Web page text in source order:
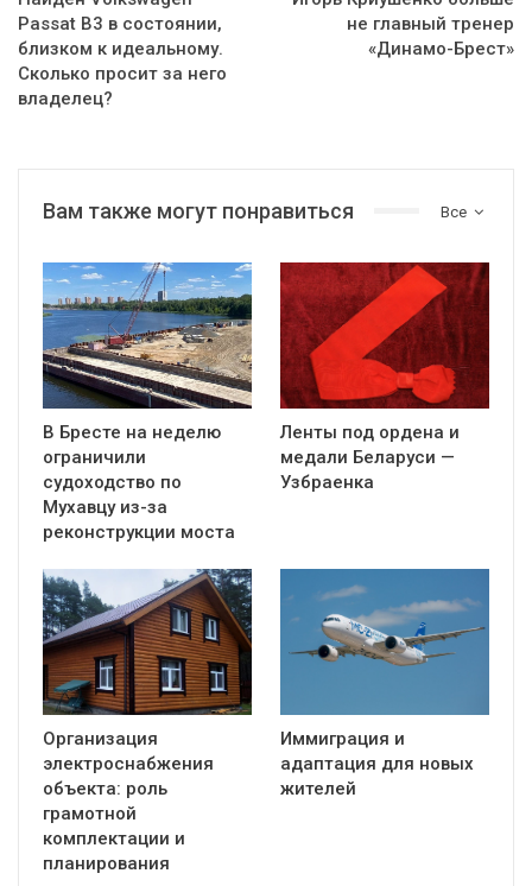
Passat B3 в состоянии,
близком к идеальному.
Сколько просит за него
владелец?
не главный тренер
«Динамо-Брест»
Все
Вам также могут понравиться
В Бресте на неделю
ограничили
судоходство по
Мухавцу из-за
реконструкции моста
Ленты под ордена и
медали Беларуси —
Узбраенка
Организация
электроснабжения
объекта: роль
грамотной
комплектации и
планирования
Иммиграция и
адаптация для новых
жителей